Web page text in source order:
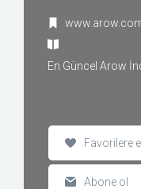
En Güncel Arow
Favorilere
Abone ol